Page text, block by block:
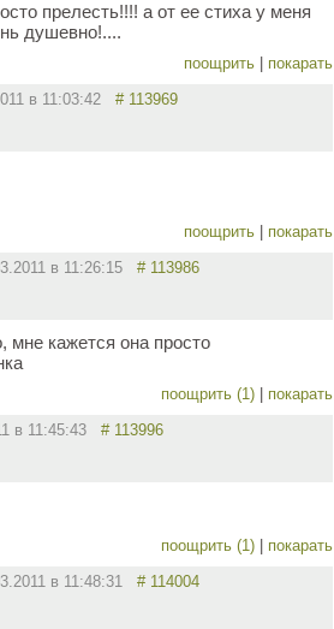
прелесть!!!! а от ее стиха у меня
душевно!....
поощрить покарать
в 11:03:42 # 113969
поощрить покарать
в 11:26:15 # 113986
мне кажется она просто
поощрить (1) покарать
в 11:45:43 # 113996
поощрить (1) покарать
в 11:48:31 # 114004